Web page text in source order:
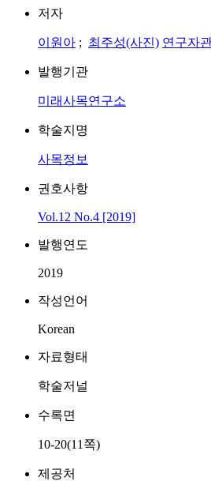
저자
이원아 ; 최주성(사진) 연구자
발행기관
미래사목연구소
학술지명
사목정보
권호사항
Vol.12 No.4 [2019]
발행연도
2019
작성언어
Korean
자료형태
학술저널
수록면
10-20(11쪽)
제공처